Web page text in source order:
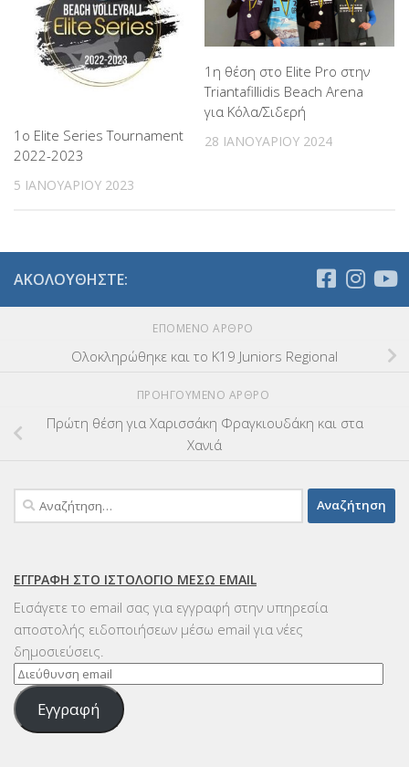
1ο Elite Series Tournament
2022-2023
5 ΙΑΝΟΥΑΡΊΟΥ 2023
1η θέση στο Elite Pro στην
Triantafillidis Beach Arena
για Κόλα/Σιδερή
28 ΙΑΝΟΥΑΡΊΟΥ 2024
ΑΚΟΛΟΥΘΉΣΤΕ:
ΕΠΌΜΕΝΟ ΆΡΘΡΟ
Ολοκληρώθηκε και το Κ19 Juniors Regional
ΠΡΟΗΓΟΎΜΕΝΟ ΆΡΘΡΟ
Πρώτη θέση για Χαρισσάκη Φραγκιουδάκη και στα
Χανιά
Αναζήτηση
για:
ΕΓΓΡΑΦΉ ΣΤΟ ΙΣΤΟΛΌΓΙΟ ΜΈΣΩ EMAIL
Εισάγετε το email σας για εγγραφή στην υπηρεσία
αποστολής ειδοποιήσεων μέσω email για νέες
δημοσιεύσεις.
Διεύθυνση
email
Εγγραφή